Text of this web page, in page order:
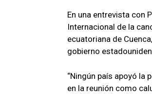
En una entrevista con
Internacional de la
ecuatoriana de
gobierno
“Ningún país apoyó la
en la reunión como